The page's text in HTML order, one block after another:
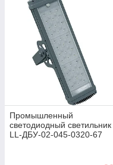
Промышленный
светодиодный светильник
LL-ДБУ-02-045-0320-67